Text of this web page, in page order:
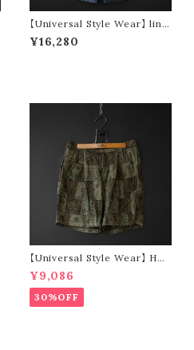
【Universal Style Wear】 line
n easy tuck pants (navy)
¥16,280
【Universal Style Wear】 HAV
-A-HANK bandanna patchw
ork short pants (olive)
¥9,086
30%OFF